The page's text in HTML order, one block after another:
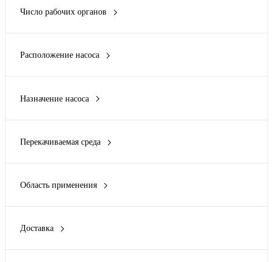
Число рабочих органов
Расположение насоса
Назначение насоса
пищевой
Перекачиваемая среда
Область применения
отопительные системы
повысительные станции
Доставка